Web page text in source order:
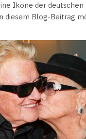
Ikone der deutschen
diesem Blog-Beitrag